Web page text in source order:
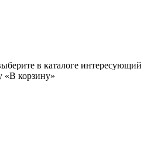
в каталоге интересующий
«В корзину»